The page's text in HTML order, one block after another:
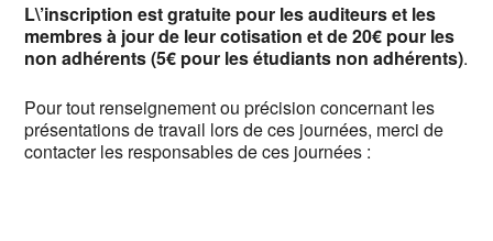
L\’inscription est gratuite pour les auditeurs et les
membres à jour de leur cotisation et de 20€ pour les
non adhérents (5€ pour les étudiants non adhérents).
Pour tout renseignement ou précision concernant les
présentations de travail lors de ces journées, merci de
contacter les responsables de ces journées :